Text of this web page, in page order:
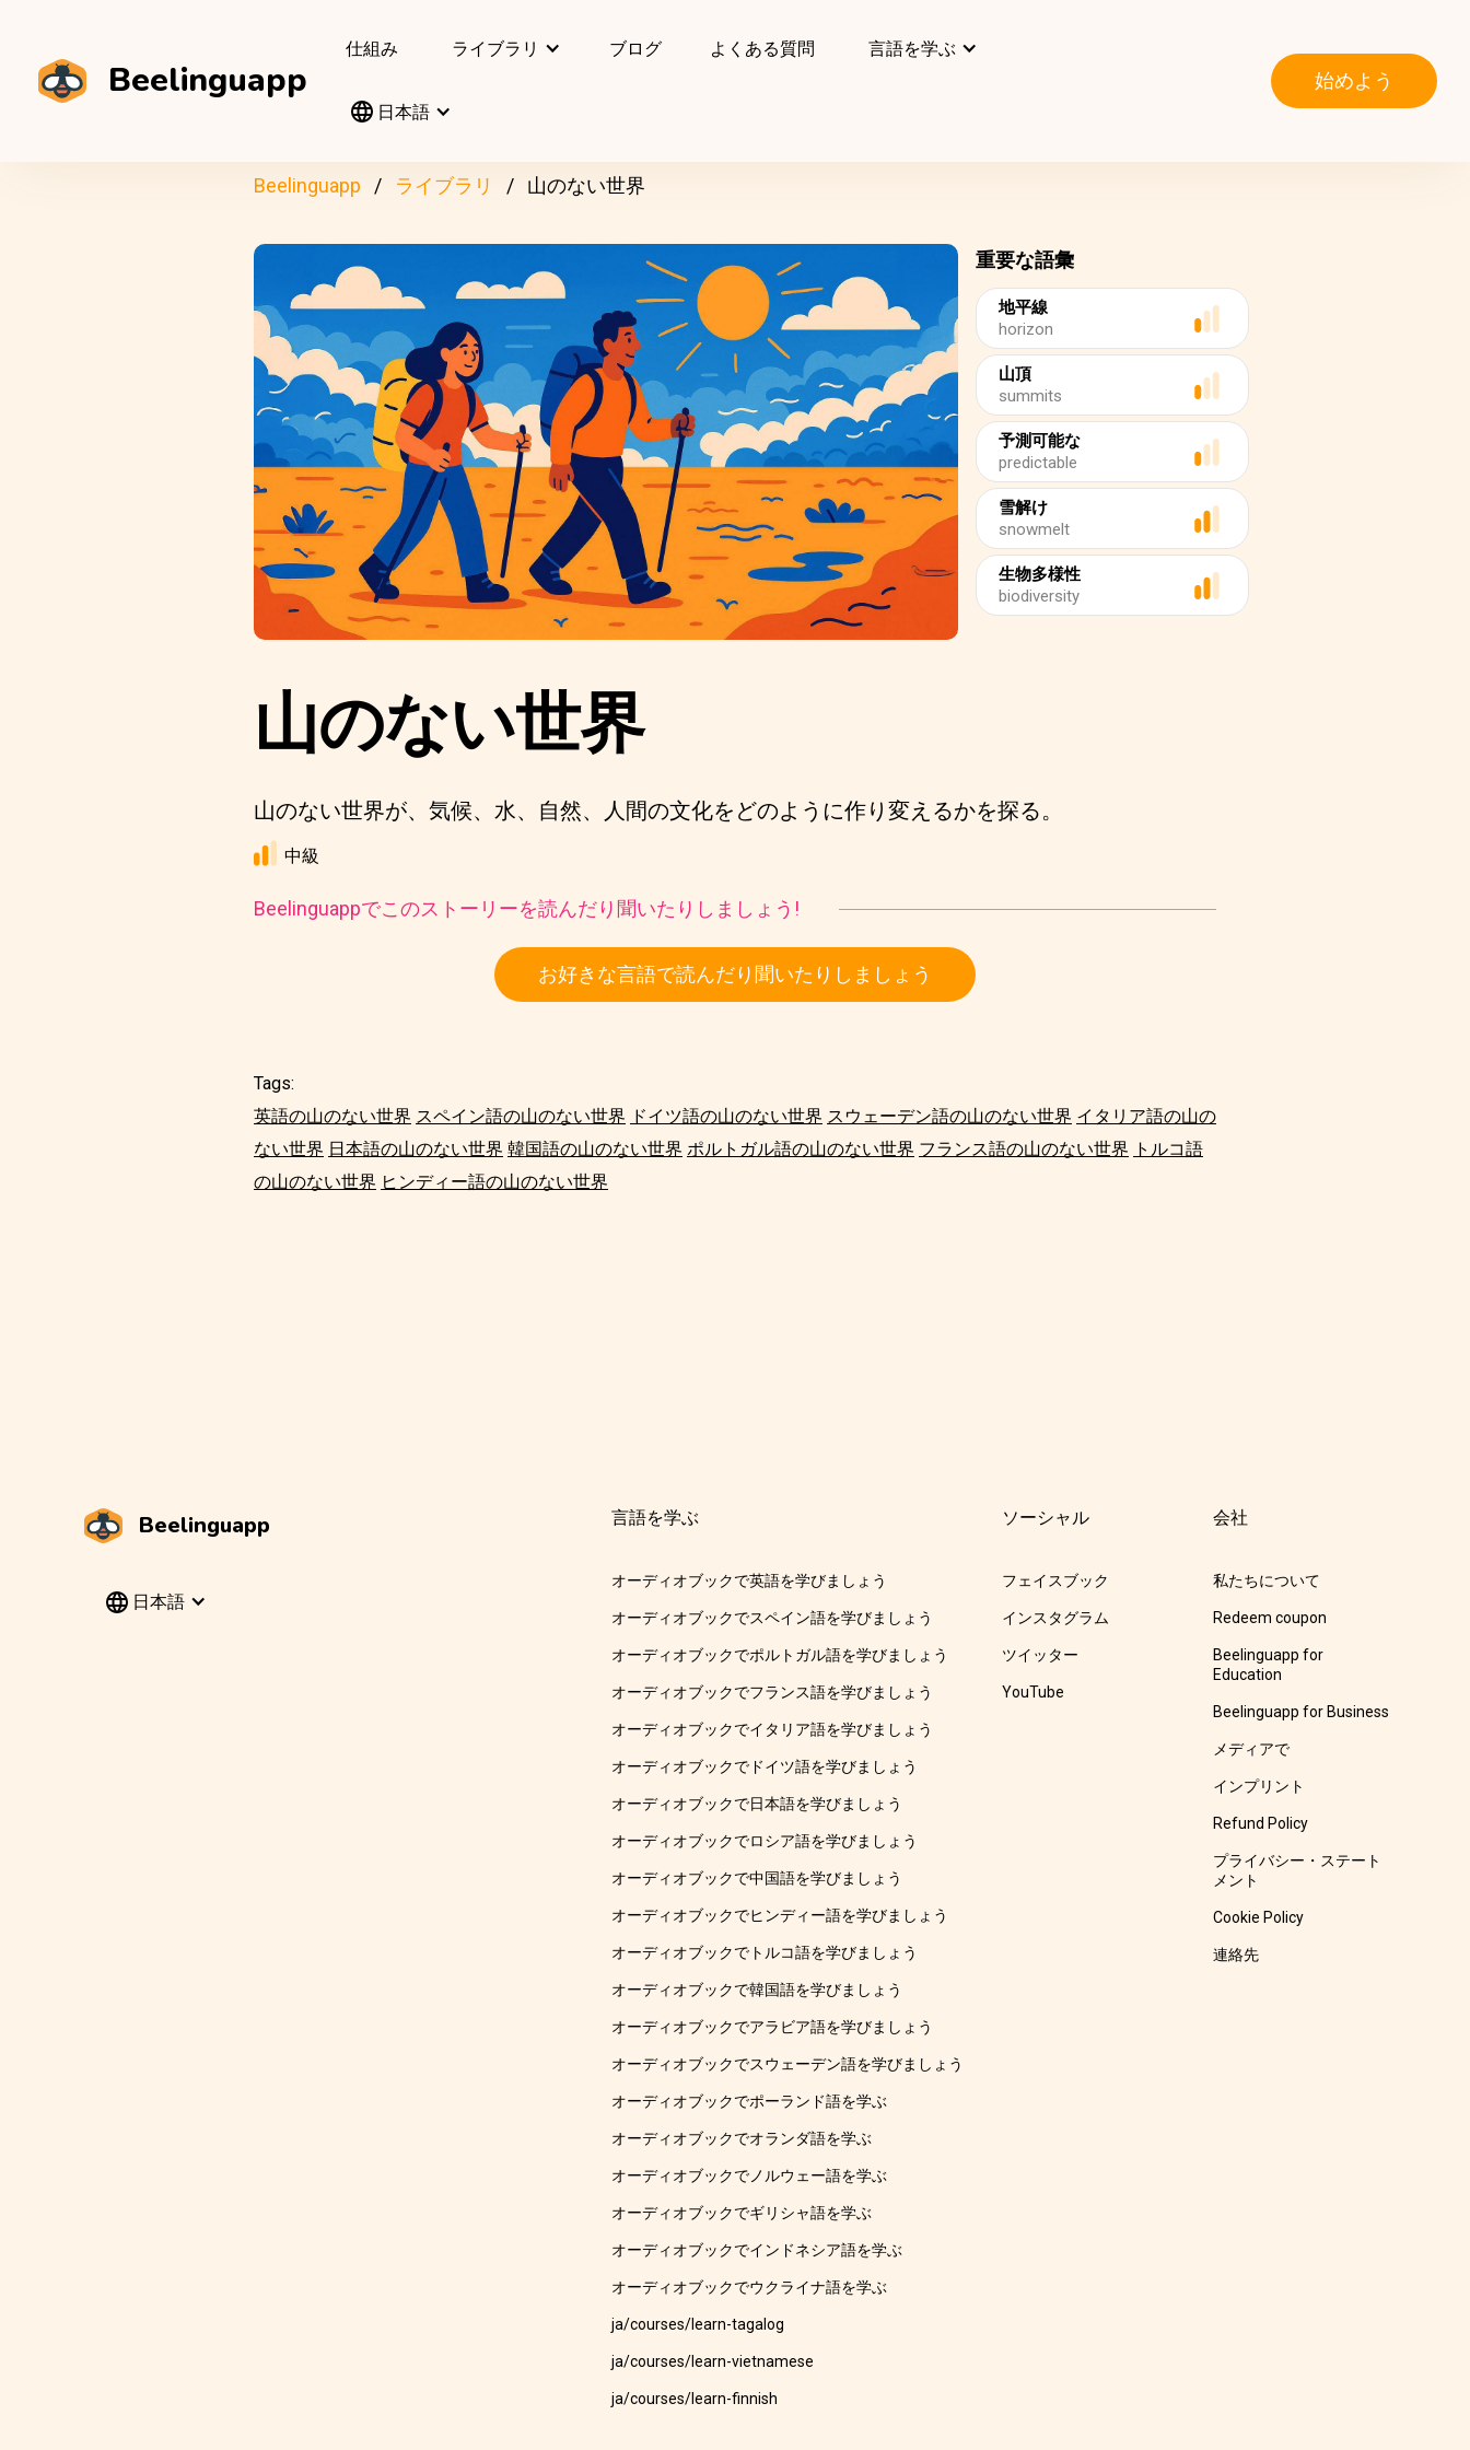
Beelinguapp
仕組み ライブラリ ブログ よくある質問 言語を学ぶ
日本語
始めよう
Beelinguapp ライブラリ 山のない世界
重要な語彙
地平線
horizon
山頂
summits
予測可能な
predictable
雪解け
snowmelt
生物多様性
biodiversity
山のない世界
山のない世界が、気候、水、自然、人間の文化をどのように作り変えるかを探る。
中級
Beelinguappでこのストーリーを読んだり聞いたりしましょう!
お好きな言語で読んだり聞いたりしましょう
Tags:
英語の山のない世界 スペイン語の山のない世界 ドイツ語の山のない世界 スウェーデン語の山のない世界 イタリア語の山の
ない世界 日本語の山のない世界 韓国語の山のない世界 ポルトガル語の山のない世界 フランス語の山のない世界 トルコ語
の山のない世界 ヒンディー語の山のない世界
Beelinguapp
日本語
言語を学ぶ
オーディオブックで英語を学びましょう
オーディオブックでスペイン語を学びましょう
オーディオブックでポルトガル語を学びましょう
オーディオブックでフランス語を学びましょう
オーディオブックでイタリア語を学びましょう
オーディオブックでドイツ語を学びましょう
オーディオブックで日本語を学びましょう
オーディオブックでロシア語を学びましょう
オーディオブックで中国語を学びましょう
オーディオブックでヒンディー語を学びましょう
オーディオブックでトルコ語を学びましょう
オーディオブックで韓国語を学びましょう
オーディオブックでアラビア語を学びましょう
オーディオブックでスウェーデン語を学びましょう
オーディオブックでポーランド語を学ぶ
オーディオブックでオランダ語を学ぶ
オーディオブックでノルウェー語を学ぶ
オーディオブックでギリシャ語を学ぶ
オーディオブックでインドネシア語を学ぶ
オーディオブックでウクライナ語を学ぶ
ja/courses/learn-tagalog
ja/courses/learn-vietnamese
ja/courses/learn-finnish
ソーシャル
フェイスブック
インスタグラム
ツイッター
YouTube
会社
私たちについて
Redeem coupon
Beelinguapp for
Education
Beelinguapp for Business
メディアで
インプリント
Refund Policy
プライバシー・ステート
メント
Cookie Policy
連絡先